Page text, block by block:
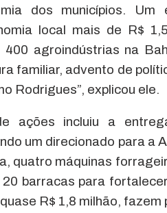
dos municípios. Um
local mais de R$
agroindústrias na
familiar, advento de
Rodrigues”, explicou ele.
ações incluiu a
um direcionado para a
quatro máquinas
barracas para
R$ 1,8 milhão,